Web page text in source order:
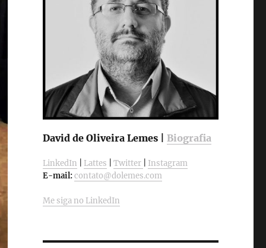
David de Oliveira Lemes | Biografia
LinkedIn Lattes Twitter
Instagram
E-mail:contato@dolemes.com
Me siga no LinkedIn